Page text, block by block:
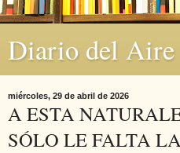
Diario del Aire
miércoles, 29 de abril de 2026
A ESTA
SÓLO LE FALTA